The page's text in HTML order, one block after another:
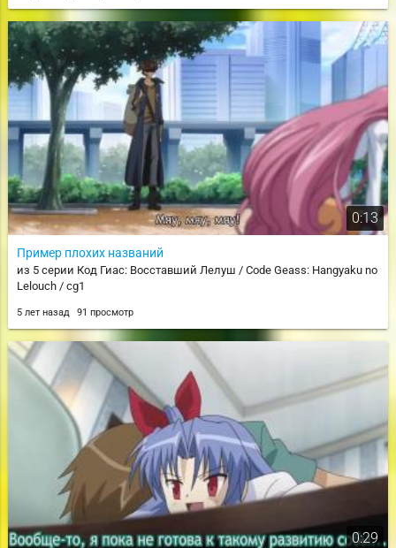
0:13
Пример плохих названий
из 5 серии Код Гиас: Восставший Лелуш / Code Geass: Hangyaku no
Lelouch / cg1
5 лет назад 91 просмотр
0:29